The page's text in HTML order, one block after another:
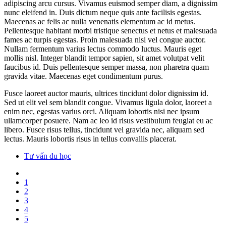
adipiscing arcu cursus. Vivamus euismod semper diam, a dignissim
nunc eleifend in. Duis dictum neque quis ante facilisis egestas.
Maecenas ac felis ac nulla venenatis elementum ac id metus.
Pellentesque habitant morbi tristique senectus et netus et malesuada
fames ac turpis egestas. Proin malesuada nisi vel congue auctor.
Nullam fermentum varius lectus commodo luctus. Mauris eget
mollis nisl. Integer blandit tempor sapien, sit amet volutpat velit
faucibus id. Duis pellentesque semper massa, non pharetra quam
gravida vitae. Maecenas eget condimentum purus.
Fusce laoreet auctor mauris, ultrices tincidunt dolor dignissim id.
Sed ut elit vel sem blandit congue. Vivamus ligula dolor, laoreet a
enim nec, egestas varius orci. Aliquam lobortis nisi nec ipsum
ullamcorper posuere. Nam ac leo id risus vestibulum feugiat eu ac
libero. Fusce risus tellus, tincidunt vel gravida nec, aliquam sed
lectus. Mauris lobortis risus in tellus convallis placerat.
Tư vấn du học
1
2
3
4
5